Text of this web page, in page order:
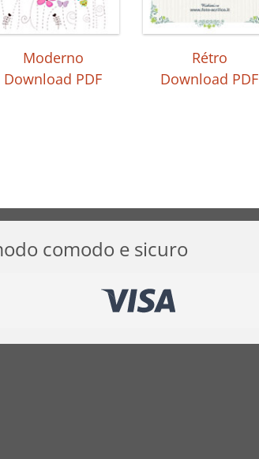
Moderno
Download PDF
Rétro
Download PDF
comodo e sicuro